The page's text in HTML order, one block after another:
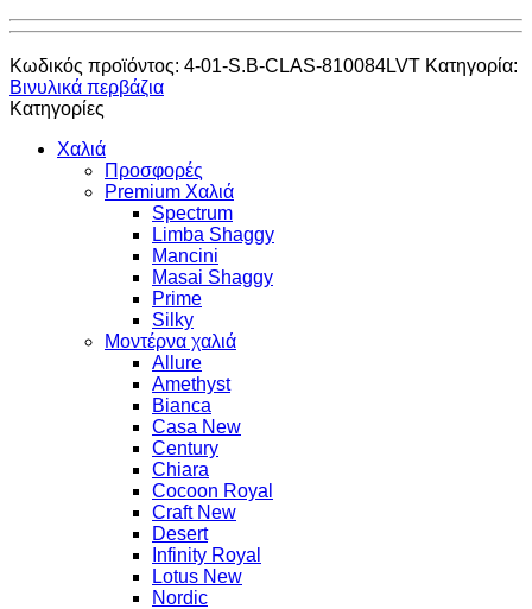
Κωδικός προϊόντος: 4-01-S.B-CLAS-810084LVT Κατηγορία:
Βινυλικά περβάζια
Κατηγορίες
Χαλιά
Προσφορές
Premium Χαλιά
Spectrum
Limba Shaggy
Mancini
Masai Shaggy
Prime
Silky
Μοντέρνα χαλιά
Allure
Amethyst
Bianca
Casa New
Century
Chiara
Cocoon Royal
Craft New
Desert
Infinity Royal
Lotus New
Nordic